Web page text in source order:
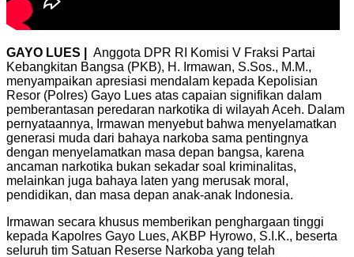
GAYO LUES | Anggota DPR RI Komisi V Fraksi Partai
Kebangkitan Bangsa (PKB), H. Irmawan, S.Sos., M.M.,
menyampaikan apresiasi mendalam kepada Kepolisian
Resor (Polres) Gayo Lues atas capaian signifikan dalam
pemberantasan peredaran narkotika di wilayah Aceh. Dalam
pernyataannya, Irmawan menyebut bahwa menyelamatkan
generasi muda dari bahaya narkoba sama pentingnya
dengan menyelamatkan masa depan bangsa, karena
ancaman narkotika bukan sekadar soal kriminalitas,
melainkan juga bahaya laten yang merusak moral,
pendidikan, dan masa depan anak-anak Indonesia.
Irmawan secara khusus memberikan penghargaan tinggi
kepada Kapolres Gayo Lues, AKBP Hyrowo, S.I.K., beserta
seluruh tim Satuan Reserse Narkoba yang telah